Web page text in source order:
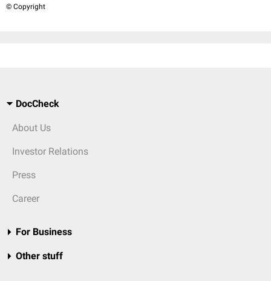
© Copyright
DocCheck
About Us
Investor Relations
Press
Career
For Business
Other stuff